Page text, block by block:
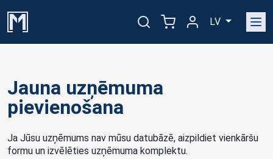
LV
Jauna uzņēmuma
pievienošana
Ja Jūsu uzņēmums nav mūsu datubāzē, aizpildiet vienkāršu
formu un izvēlēties uzņēmuma komplektu.